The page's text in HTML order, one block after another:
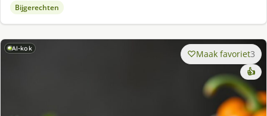
Bijgerechten
AI-kok Maak favoriet3
👍